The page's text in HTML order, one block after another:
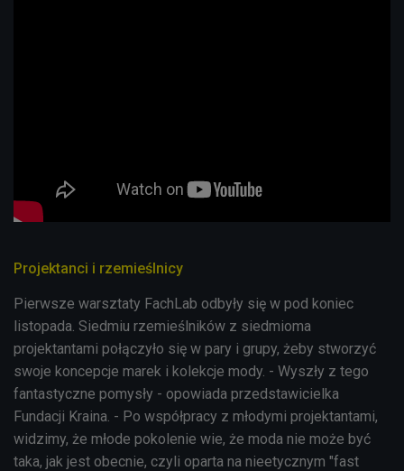
Projektanci i rzemieślnicy
Pierwsze warsztaty FachLab odbyły się w pod koniec
listopada. Siedmiu rzemieślników z siedmioma
projektantami połączyło się w pary i grupy, żeby stworzyć
swoje koncepcje marek i kolekcje mody. - Wyszły z tego
fantastyczne pomysły - opowiada przedstawicielka
Fundacji Kraina. - Po współpracy z młodymi projektantami,
widzimy, że młode pokolenie wie, że moda nie może być
taka, jak jest obecnie, czyli oparta na nieetycznym "fast